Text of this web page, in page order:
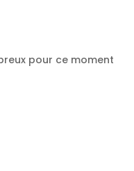
pour ce moment